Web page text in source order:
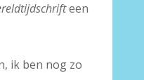
een
ik ben nog zo